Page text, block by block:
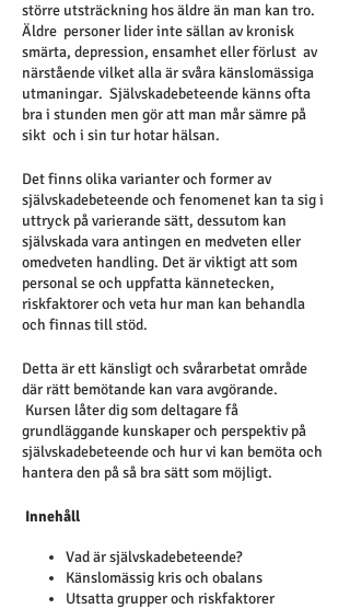
större utsträckning hos äldre än man kan tro.
Äldre personer lider inte sällan av kronisk
smärta, depression, ensamhet eller förlust av
närstående vilket alla är svåra känslomässiga
utmaningar. Självskadebeteende känns ofta
bra i stunden men gör att man mår sämre på
sikt och i sin tur hotar hälsan.
Det finns olika varianter och former av
självskadebeteende och fenomenet kan ta sig i
uttryck på varierande sätt, dessutom kan
självskada vara antingen en medveten eller
omedveten handling. Det är viktigt att som
personal se och uppfatta kännetecken,
riskfaktorer och veta hur man kan behandla
och finnas till stöd.
Detta är ett känsligt och svårarbetat område
där rätt bemötande kan vara avgörande.
Kursen låter dig som deltagare få
grundläggande kunskaper och perspektiv på
självskadebeteende och hur vi kan bemöta och
hantera den på så bra sätt som möjligt.
Innehåll
Vad är självskadebeteende?
Känslomässig kris och obalans
Utsatta grupper och riskfaktorer